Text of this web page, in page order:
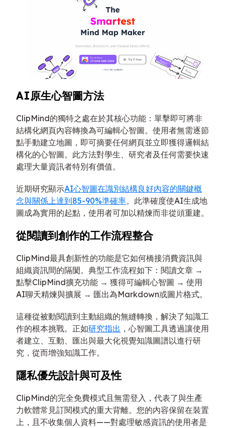
AI原生心智圖方法
ClipMind的獨特之處在於其核心功能：單擊即可將非
結構化網頁內容轉換為可編輯心智圖。使用者無需逐節
點手動建立地圖，即可摘要任何網頁並立即獲得邏輯結
構化的心智圖。此方法對學生、研究者及任何需要快速
處理大量資訊者特別有價值。
近期研究顯示AI心智圖在識別結構良好內容的關鍵概
念與關係上達到85-90%準確率。此準確度使AI生成地
圖成為實用的起點，使用者可加以精煉而非從頭重建。
從閱讀到創作的工作流程整合
ClipMind最具創新性的功能是它如何橋接消費資訊與
組織資訊間的隔閡。典型工作流程如下：閱讀文章 →
點擊ClipMind擴充功能 → 獲得可編輯心智圖 → 使用
AI聊天精煉與擴展 → 匯出為Markdown或圖片格式。
這種從被動閱讀到主動組織的無縫轉換，解決了知識工
作的根本挑戰。正如研究指出 ，心智圖工具透過讓使用
者建立、互動、匯出與最大化視覺知識圖譜以進行研
究，從而增強知識工作。
隱私優先設計與可及性
ClipMind的完全免費模式且無需登入，代表了與生產
力軟體常見訂閱模式的重大背離。您的內容保留在裝置
上，且不收集個人資料——對處理敏感資訊的使用者是